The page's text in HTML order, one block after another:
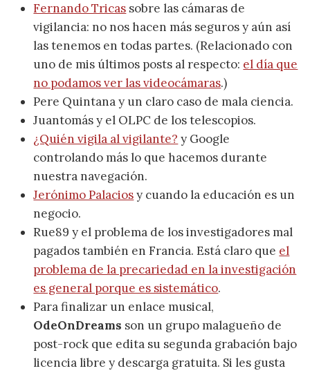
Fernando Tricas sobre las cámaras de
vigilancia: no nos hacen más seguros y aún así
las tenemos en todas partes. (Relacionado con
uno de mis últimos posts al respecto: el día que
no podamos ver las videocámaras.)
Pere Quintana y un claro caso de mala ciencia.
Juantomás y el OLPC de los telescopios.
¿Quién vigila al vigilante? y Google
controlando más lo que hacemos durante
nuestra navegación.
Jerónimo Palaciosy cuando la educación es un
negocio.
Rue89 y el problema de los investigadores mal
pagados también en Francia. Está claro que el
problema de la precariedad en la investigación
es general porque es sistemático.
Para finalizar un enlace musical,
OdeOnDreams son un grupo malagueño de
post-rock que edita su segunda grabación bajo
licencia libre y descarga gratuita. Si les gusta